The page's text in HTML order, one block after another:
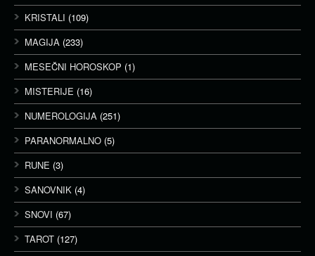
KRISTALI (109)
MAGIJA (233)
MESEČNI HOROSKOP (1)
MISTERIJE (16)
NUMEROLOGIJA (251)
PARANORMALNO (5)
RUNE (3)
SANOVNIK (4)
SNOVI (67)
TAROT (127)